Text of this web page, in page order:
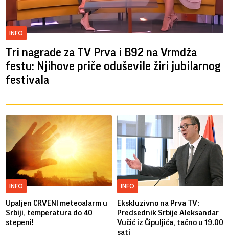
INFO
Tri nagrade za TV Prva i B92 na Vrmdža
festu: Njihove priče oduševile žiri jubilarnog
festivala
INFO
Upaljen CRVENI meteoalarm u
Srbiji, temperatura do 40
stepeni!
INFO
Ekskluzivno na Prva TV:
Predsednik Srbije Aleksandar
Vučić iz Čipuljića, tačno u 19.00
sati